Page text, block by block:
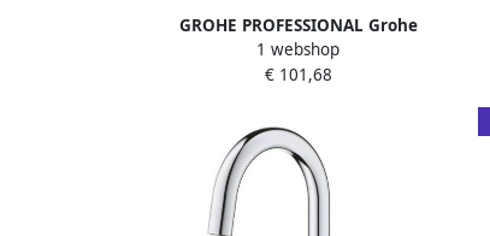
GROHE PROFESSIONAL Grohe
Eurosmart Special wastafelmengkraan
M-size verlengde greep gladde body
1 webshop
€ 101,68